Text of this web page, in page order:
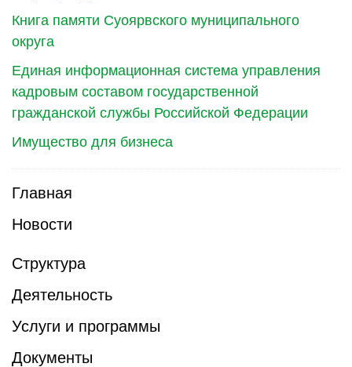
Книга памяти Суоярвского муниципального
округа
Единая информационная система управления
кадровым составом государственной
гражданской службы Российской Федерации
Имущество для бизнеса
Главная
Новости
Структура
Деятельность
Услуги и программы
Документы